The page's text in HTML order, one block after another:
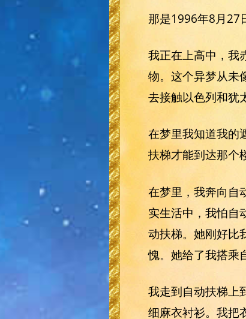
那是1996年8月27
我正在上高中，我
物。这个异梦从未
去接触以色列和犹
在梦里我知道我的
扶梯才能到达那个
在梦里，我奔向自
实生活中，我怕自
动扶梯。她刚好比
愧。她给了我搭乘
我走到自动扶梯上
细麻衣衬衫。我把